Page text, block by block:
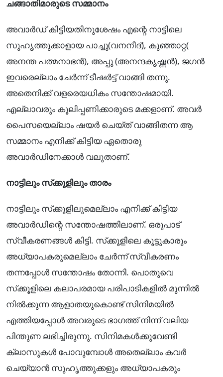
ചങ്ങാതിമാരുടെ സമ്മാനം
അവാർഡ് കിട്ടിയതിനുശേഷം എന്റെ നാട്ടിലെ
സുഹൃത്തുക്കാളായ പാച്ചു(വനനീദ്), കുഞ്ഞാറ്റ(
അനന്ത പത്മനാഭൻ), അപ്പു (അനന്ദകൃഷ്ണൻ), ജഗൻ
ഇവരെല്ലാം ചേർന്ന് ടീഷർട്ട് വാങ്ങി തന്നു.
അതെനിക്ക് വളരെയധികം സന്തോഷമായി.
എല്ലാവരും കൂലിപ്പണിക്കാരുടെ മക്കളാണ്. അവർ
പൈസയെല്ലാം ഷയർ ചെയ്ത് വാങ്ങിതന്ന ആ
സമ്മാനം എനിക്ക് കിട്ടിയ ഏതൊരു
അവാർഡിനേക്കാൾ വലുതാണ്.
നാട്ടിലും സ്‌ക്കൂളിലും താരം
നാട്ടിലും സ്‌ക്കൂളിലുമെല്ലാം എനിക്ക് കിട്ടിയ
അവാർഡിന്റെ സന്തോഷത്തിലാണ്. ഒരുപാട്
സ്വീകരണങ്ങൾ കിട്ടി. സ്‌ക്കൂളിലെ കൂട്ടുകാരും
അധ്യാപകരുമെല്ലാം ചേർന്ന് സ്വീകരണം
തന്നപ്പോൾ സന്തോഷം തോന്നി. പൊതുവെ
സ്‌ക്കൂളിലെ കലാപരമായ പരിപാടികളിൽ മുന്നിൽ
നിൽക്കുന്ന ആളാതയുകൊണ്ട് സിനിമയിൽ
എത്തിയപ്പോൾ അവരുടെ ഭാഗത്ത് നിന്ന് വലിയ
പിന്തുണ ലഭിച്ചിരുന്നു. സിനിമകൾക്കുവേണ്ടി
ക്ലാസുകൾ പോവുമ്പോൾ അതെല്ലാം കവർ
ചെയ്യാൻ സുഹൃത്തുക്കളും അധ്യാപകരും